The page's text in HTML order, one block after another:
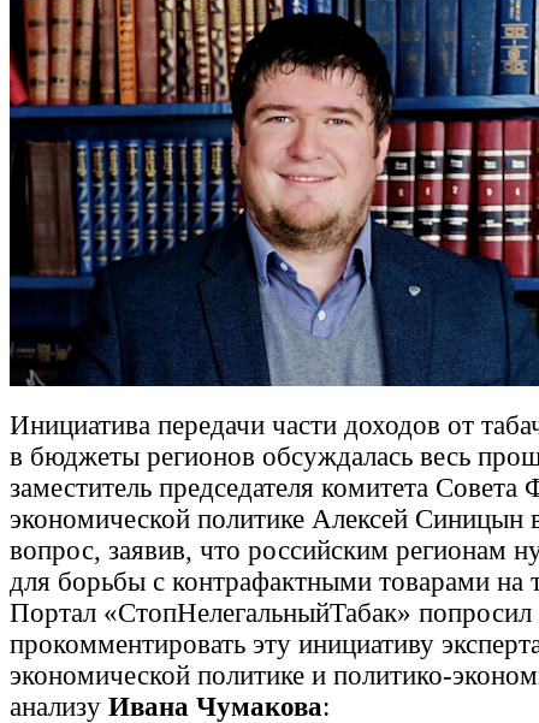
Инициатива передачи части доходов от
в бюджеты регионов обсуждалась весь
заместитель председателя комитета Совета
экономической политике Алексей Синицын
вопрос, заявив, что российским регионам
для борьбы с контрафактными товарами на
Портал «СтопНелегальныйТабак» попросил
прокомментировать эту инициативу
экономической политике и политико-
анализу Ивана Чумакова: